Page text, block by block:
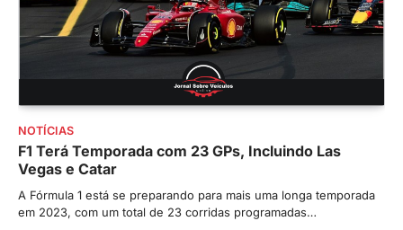
NOTÍCIAS
F1 Terá Temporada com 23 GPs, Incluindo Las
Vegas e Catar
A Fórmula 1 está se preparando para mais uma longa temporada
em 2023, com um total de 23 corridas programadas…